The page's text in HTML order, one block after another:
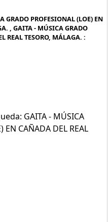
GRADO PROFESIONAL (LOE) EN
, GAITA - MÚSICA GRADO
REAL TESORO, MÁLAGA. :
GAITA - MÚSICA
EN CAÑADA DEL REAL